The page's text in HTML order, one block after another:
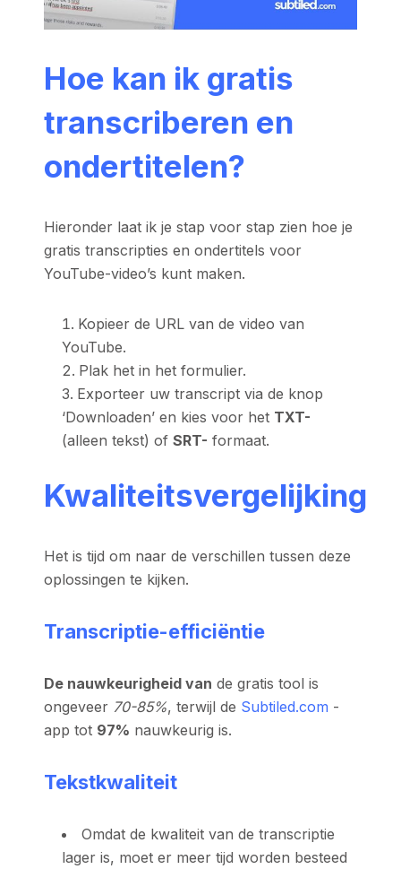
Hoe kan ik gratis
transcriberen en
ondertitelen?
Hieronder laat ik je stap voor stap zien hoe je
gratis transcripties en ondertitels voor
YouTube-video’s kunt maken.
Kopieer de URL van de video van
YouTube.
Plak het in het formulier.
Exporteer uw transcript via de knop
‘Downloaden’ en kies voor het TXT-
(alleen tekst) ofSRT- formaat.
Kwaliteitsvergelijking
Het is tijd om naar de verschillen tussen deze
oplossingen te kijken.
Transcriptie-efficiëntie
De nauwkeurigheid van de gratis tool is
ongeveer 70-85%, terwijl de Subtiled.com -
app tot 97% nauwkeurig is.
Tekstkwaliteit
Omdat de kwaliteit van de transcriptie
lager is, moet er meer tijd worden besteed